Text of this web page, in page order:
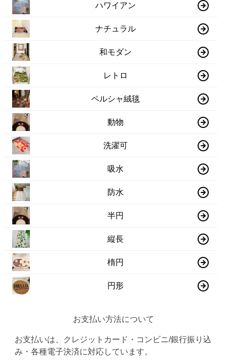
ハワイアン
ナチュラル
和モダン
レトロ
ペルシャ絨毯
動物
洗濯可
吸水
防水
半円
縦長
楕円
円形
お支払い方法について
お支払いは、クレジットカード・コンビニ/銀行振り込
み・各種電子決済に対応しています。